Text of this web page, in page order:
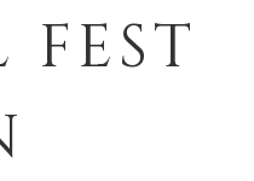
FEST